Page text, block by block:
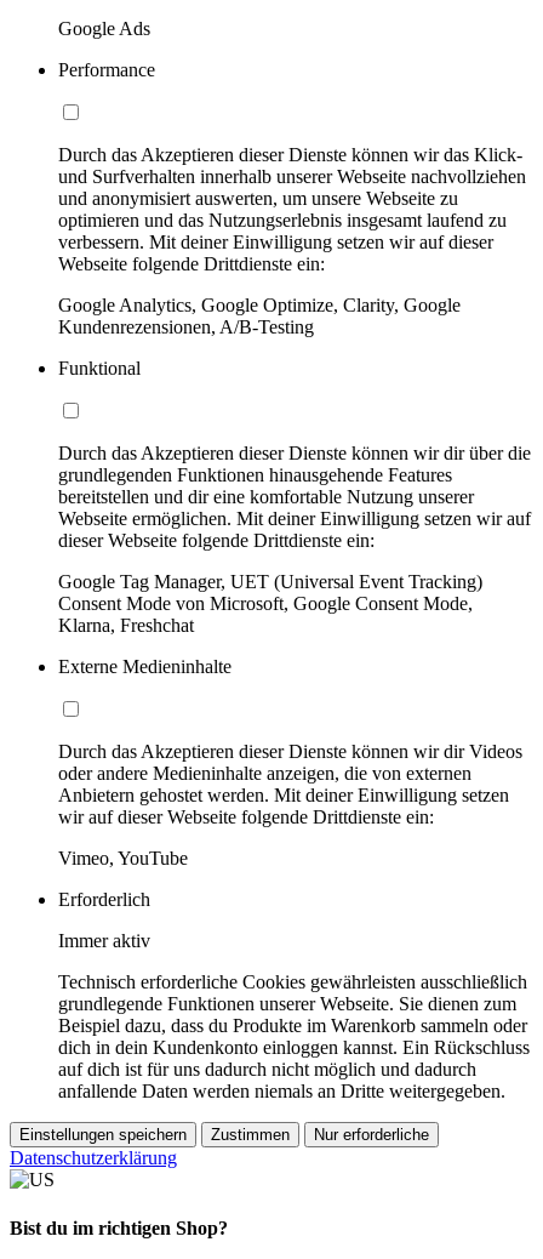
Google Ads
Performance
Durch das Akzeptieren dieser Dienste können wir das Klick-
und Surfverhalten innerhalb unserer Webseite nachvollziehen
und anonymisiert auswerten, um unsere Webseite zu
optimieren und das Nutzungserlebnis insgesamt laufend zu
verbessern. Mit deiner Einwilligung setzen wir auf dieser
Webseite folgende Drittdienste ein:
Google Analytics, Google Optimize, Clarity, Google
Kundenrezensionen, A/B-Testing
Funktional
Durch das Akzeptieren dieser Dienste können wir dir über die
grundlegenden Funktionen hinausgehende Features
bereitstellen und dir eine komfortable Nutzung unserer
Webseite ermöglichen. Mit deiner Einwilligung setzen wir auf
dieser Webseite folgende Drittdienste ein:
Google Tag Manager, UET (Universal Event Tracking)
Consent Mode von Microsoft, Google Consent Mode,
Klarna, Freshchat
Externe Medieninhalte
Durch das Akzeptieren dieser Dienste können wir dir Videos
oder andere Medieninhalte anzeigen, die von externen
Anbietern gehostet werden. Mit deiner Einwilligung setzen
wir auf dieser Webseite folgende Drittdienste ein:
Vimeo, YouTube
Erforderlich
Immer aktiv
Technisch erforderliche Cookies gewährleisten ausschließlich
grundlegende Funktionen unserer Webseite. Sie dienen zum
Beispiel dazu, dass du Produkte im Warenkorb sammeln oder
dich in dein Kundenkonto einloggen kannst. Ein Rückschluss
auf dich ist für uns dadurch nicht möglich und dadurch
anfallende Daten werden niemals an Dritte weitergegeben.
Einstellungen speichern Zustimmen Nur erforderliche
Datenschutzerklärung
Bist du im richtigen Shop?